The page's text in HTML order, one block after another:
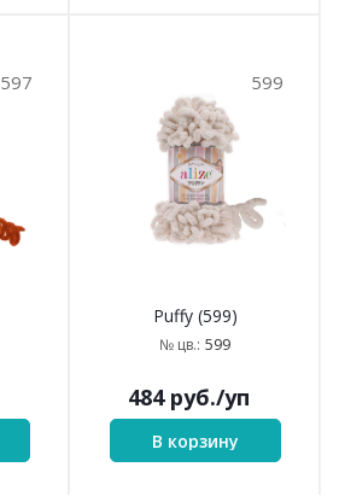
597 599
Puffy (599)
№ цв.: 599
484руб./уп
В корзину